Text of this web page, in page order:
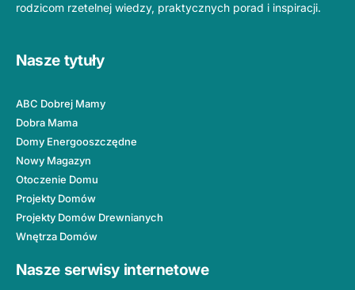
rodzicom rzetelnej wiedzy, praktycznych porad i inspiracji.
Nasze tytuły
ABC Dobrej Mamy
Dobra Mama
Domy Energooszczędne
Nowy Magazyn
Otoczenie Domu
Projekty Domów
Projekty Domów Drewnianych
Wnętrza Domów
Nasze serwisy internetowe